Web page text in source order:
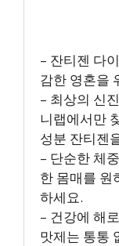
– 잔티젠 다
감한 영혼을
– 최상의 신
니랩에서만
성분 잔티젠
– 단순한 체
한 몸매를 원
하세요.
– 건강에 해
맛제는 통통